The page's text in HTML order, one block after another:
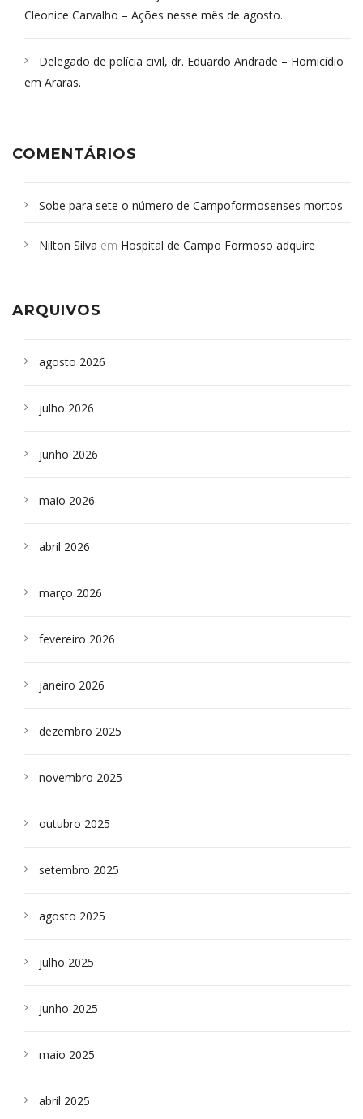
Cleonice Carvalho – Ações nesse mês de agosto.
Delegado de polícia civil, dr. Eduardo Andrade – Homicídio
em Araras.
COMENTÁRIOS
Sobe para sete o número de Campoformosenses mortos
Campoformosenses que morreram em desabamentos são
Nilton Silva em Hospital de Campo Formoso adquire
ARQUIVOS
agosto 2026
julho 2026
junho 2026
maio 2026
abril 2026
março 2026
fevereiro 2026
janeiro 2026
dezembro 2025
novembro 2025
outubro 2025
setembro 2025
agosto 2025
julho 2025
junho 2025
maio 2025
abril 2025